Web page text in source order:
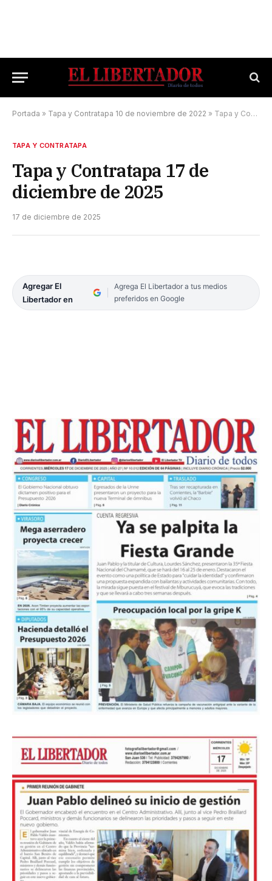
Portada » Tapa y Contratapa 10 de noviembre de 2022 » Tapa y Contratapa 17 de diciembre de 2025
TAPA Y CONTRATAPA
Tapa y Contratapa 17 de
diciembre de 2025
17 de diciembre de 2025
Agregar El
Libertador en
Agrega El Libertador a tus medios
preferidos en Google